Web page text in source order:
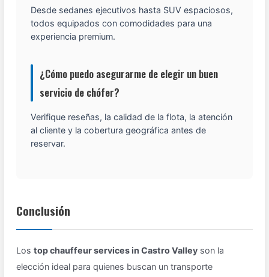
Desde sedanes ejecutivos hasta SUV espaciosos,
todos equipados con comodidades para una
experiencia premium.
¿Cómo puedo asegurarme de elegir un buen
servicio de chófer?
Verifique reseñas, la calidad de la flota, la atención
al cliente y la cobertura geográfica antes de
reservar.
Conclusión
Lostop chauffeur services in Castro Valley son la
elección ideal para quienes buscan un transporte